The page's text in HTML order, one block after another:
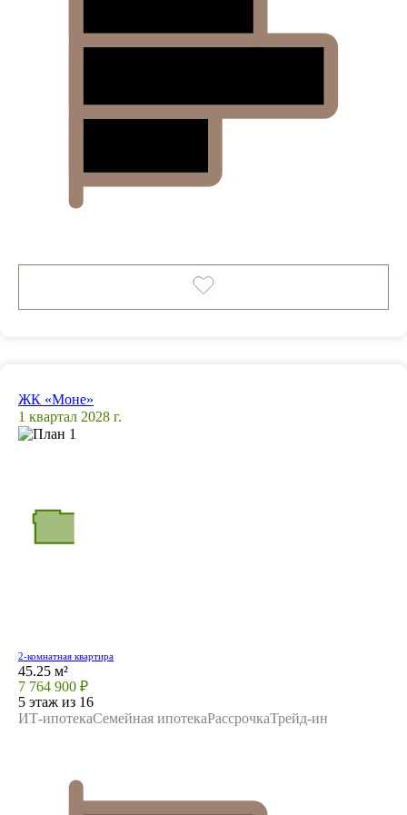
ЖК «Моне»
1 квартал 2028 г.
2-комнатная квартира
45.25 м²
7 764 900 ₽
5 этаж из 16
ИТ-ипотекаСемейная ипотекаРассрочкаТрейд-ин